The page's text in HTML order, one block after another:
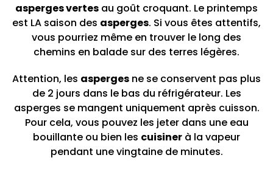
asperges vertes au goût croquant. Le printemps
est LA saison des asperges. Si vous êtes attentifs,
vous pourriez même en trouver le long des
chemins en balade sur des terres légères.
Attention, les asperges ne se conservent pas plus
de 2 jours dans le bas du réfrigérateur. Les
asperges se mangent uniquement après cuisson.
Pour cela, vous pouvez les jeter dans une eau
bouillante ou bien les cuisiner à la vapeur
pendant une vingtaine de minutes.